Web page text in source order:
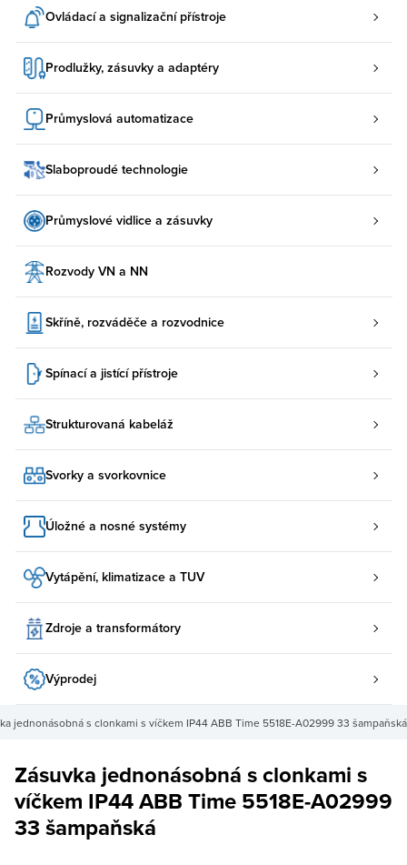
Ovládací a signalizační přístroje
Prodlužky, zásuvky a adaptéry
Průmyslová automatizace
Slaboproudé technologie
Průmyslové vidlice a zásuvky
Rozvody VN a NN
Skříně, rozváděče a rozvodnice
Spínací a jistící přístroje
Strukturovaná kabeláž
Svorky a svorkovnice
Úložné a nosné systémy
Vytápění, klimatizace a TUV
Zdroje a transformátory
Výprodej
jednonásobná s clonkami s víčkem IP44 ABB Time 5518E-A02999 33 šampaňská
Zásuvka jednonásobná s clonkami s
víčkem IP44 ABB Time 5518E-A02999
33 šampaňská